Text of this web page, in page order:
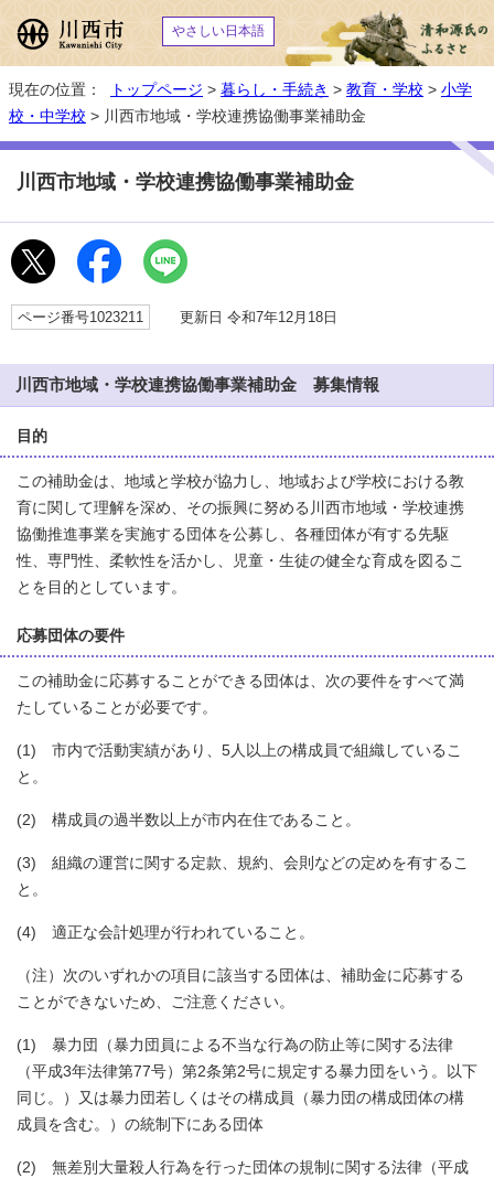
やさしい日本語
現在の位置： トップページ > 暮らし・手続き > 教育・学校 > 小学
校・中学校 > 川西市地域・学校連携協働事業補助金
川西市地域・学校連携協働事業補助金
ページ番号1023211 更新日 令和7年12月18日
川西市地域・学校連携協働事業補助金 募集情報
目的
この補助金は、地域と学校が協力し、地域および学校における教
育に関して理解を深め、その振興に努める川西市地域・学校連携
協働推進事業を実施する団体を公募し、各種団体が有する先駆
性、専門性、柔軟性を活かし、児童・生徒の健全な育成を図るこ
とを目的としています。
応募団体の要件
この補助金に応募することができる団体は、次の要件をすべて満
たしていることが必要です。
(1) 市内で活動実績があり、5人以上の構成員で組織しているこ
と。
(2) 構成員の過半数以上が市内在住であること。
(3) 組織の運営に関する定款、規約、会則などの定めを有するこ
と。
(4) 適正な会計処理が行われていること。
（注）次のいずれかの項目に該当する団体は、補助金に応募する
ことができないため、ご注意ください。
(1) 暴力団（暴力団員による不当な行為の防止等に関する法律
（平成3年法律第77号）第2条第2号に規定する暴力団をいう。以下
同じ。）又は暴力団若しくはその構成員（暴力団の構成団体の構
成員を含む。）の統制下にある団体
(2) 無差別大量殺人行為を行った団体の規制に関する法律（平成